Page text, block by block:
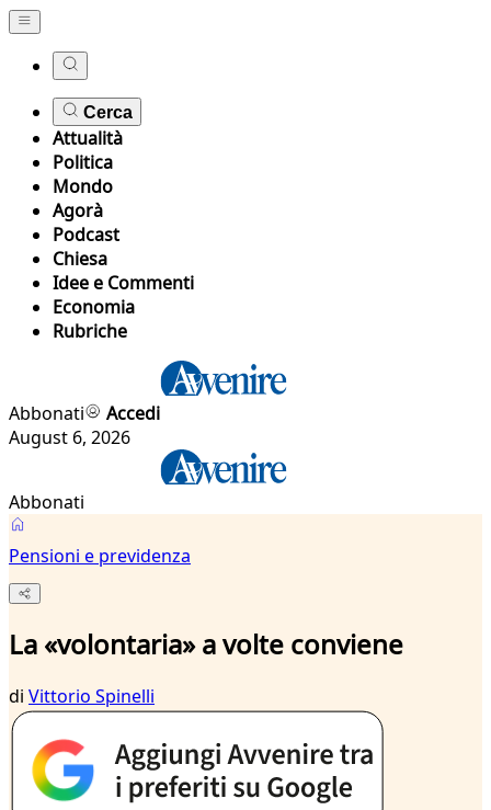
Cerca
Attualità
Politica
Mondo
Agorà
Podcast
Chiesa
Idee e Commenti
Economia
Rubriche
Abbonati
Accedi
August 6, 2026
Abbonati
Pensioni e previdenza
La «volontaria» a volte conviene
di Vittorio Spinelli